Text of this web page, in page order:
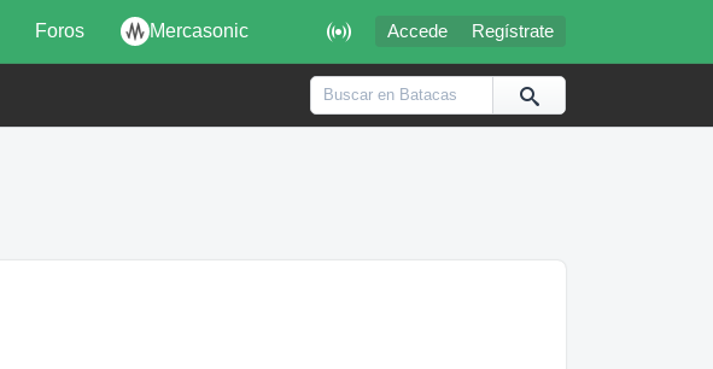
 Accede Regístrate
Foros Mercasonic